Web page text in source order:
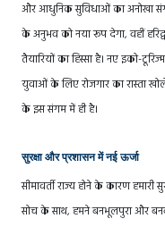
और आधुनिक सुविधाओं का अनोखा
के अनुभव को नया रूप देगा, वहीं
तैयारियों का हिस्सा है। नए इको-
युवाओं के लिए रोजगार का रास्ता
के इस संगम में ही है।
सुरक्षा और प्रशासन में नई ऊर्जा
सीमावर्ती राज्य होने के कारण
सोच के साथ, हमने बनभूलपुरा और